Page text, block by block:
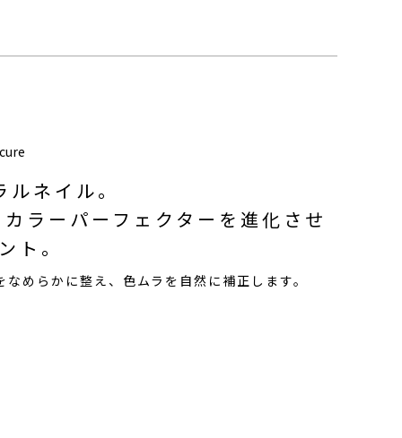
ネイル。
ラーパーフェクターを進化させ
ト。
めらかに整え、色ムラを自然に補正します。